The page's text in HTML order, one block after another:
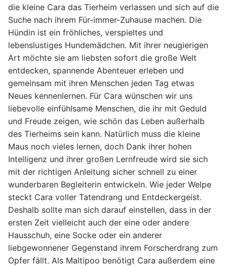
die kleine Cara das Tierheim verlassen und sich auf die
Suche nach ihrem Für-immer-Zuhause machen. Die
Hündin ist ein fröhliches, verspieltes und
lebenslustiges Hundemädchen. Mit ihrer neugierigen
Art möchte sie am liebsten sofort die große Welt
entdecken, spannende Abenteuer erleben und
gemeinsam mit ihren Menschen jeden Tag etwas
Neues kennenlernen. Für Cara wünschen wir uns
liebevolle einfühlsame Menschen, die ihr mit Geduld
und Freude zeigen, wie schön das Leben außerhalb
des Tierheims sein kann. Natürlich muss die kleine
Maus noch vieles lernen, doch Dank ihrer hohen
Intelligenz und ihrer großen Lernfreude wird sie sich
mit der richtigen Anleitung sicher schnell zu einer
wunderbaren Begleiterin entwickeln. Wie jeder Welpe
steckt Cara voller Tatendrang und Entdeckergeist.
Deshalb sollte man sich darauf einstellen, dass in der
ersten Zeit vielleicht auch der eine oder andere
Hausschuh, eine Socke oder ein anderer
liebgewonnener Gegenstand ihrem Forscherdrang zum
Opfer fällt. Als Maltipoo benötigt Cara außerdem eine